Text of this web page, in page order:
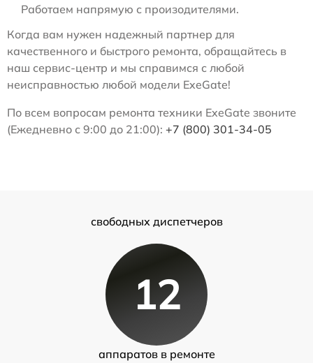
Работаем напрямую с произодителями.
Когда вам нужен надежный партнер для
качественного и быстрого ремонта, обращайтесь в
наш сервис-центр и мы справимся с любой
неисправностью любой модели ExeGate!
По всем вопросам ремонта техники ExeGate звоните
(Ежедневно с 9:00 до 21:00): +7 (800) 301-34-05
свободных диспетчеров
12
аппаратов в ремонте